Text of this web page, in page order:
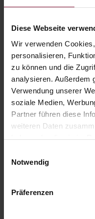
Diese Webseite
Wir verwenden
personalisieren,
zu können und die
analysieren. Außerdem
Verwendung unserer
soziale Medien,
Partner führen diese
weiteren Daten
Notwendig
Präferenzen
Wohnungen handelt es
zum Beispiel die
Fenstern und Türen oder
Sonnenschutz.
Sonnenschutz-Lösungen
Klimaschutz, sondern
Erleichterungen. Zudem
Sie möchten Ihren Teil zum
Zögern Sie nicht und